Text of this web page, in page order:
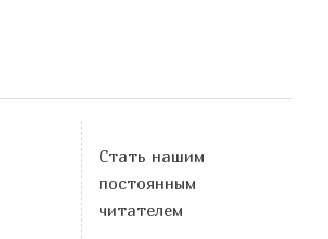
Стать нашим
постоянным
читателем